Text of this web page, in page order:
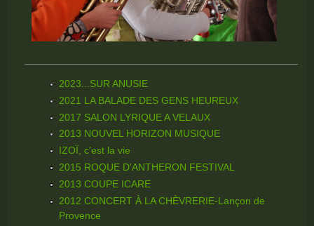
2023...SUR ANUSIE
2021 LA BALADE DES GENS HEUREUX
2017 SALON LYRIQUE A VELAUX
2013 NOUVEL HORIZON MUSIQUE
IZOÏ, c'est la vie
2015 ROQUE D'ANTHERON FESTIVAL
2013 COUPE ICARE
2012 CONCERT À LA CHÈVRERIE-Lançon de
Provence